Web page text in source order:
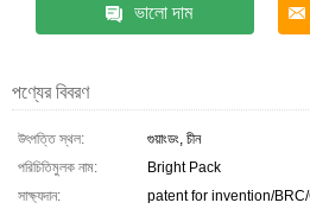
ভালো দাম
পণ্যের বিবরণ
উৎপত্তি স্থল:
গুয়াংডং, চীন
পরিচিতিমুলক নাম:
Bright Pack
সাক্ষ্যদান:
patent for invention/